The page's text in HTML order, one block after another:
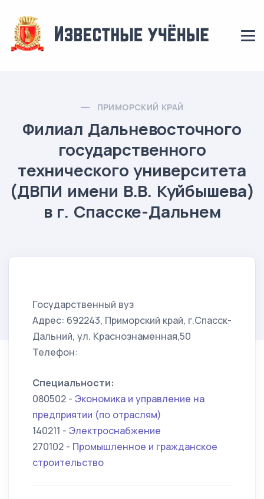
ПРИМОРСКИЙ КРАЙ
Филиал Дальневосточного
государственного
технического университета
(ДВПИ имени В.В. Куйбышева)
в г. Спасске-Дальнем
Государственный вуз
Адрес: 692243, Приморский край, г.Спасск-
Дальний, ул. Краснознаменная,50
Телефон:
Специальности:
080502 - Экономика и управление на
предприятии (по отраслям)
140211 - Электроснабжение
270102 - Промышленное и гражданское
строительство